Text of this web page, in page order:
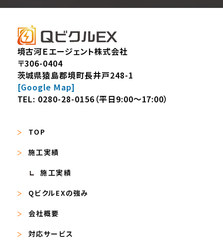
境古河Ｅエージェント株式会社
〒306-0404
茨城県猿島郡境町長井戸248-1
[Google Map]
TEL: 0280-28-0156 （平日9:00～17:00）
TOP
施工実績
施工実績
QビクルEXの強み
会社概要
対応サービス